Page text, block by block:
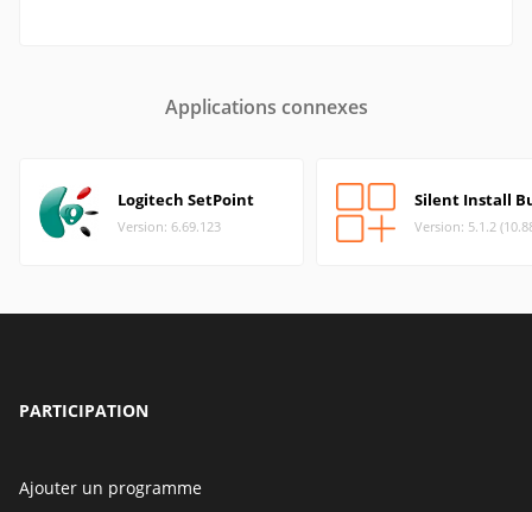
Applications connexes
Logitech SetPoint
Version: 6.69.123
Silent Install
Version: 5.1.2
PARTICIPATION
Ajouter un programme